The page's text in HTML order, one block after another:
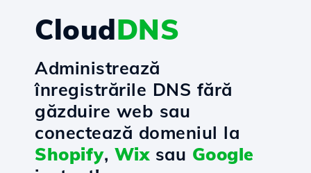
CloudDNS
Administrează
înregistrările DNS fără
găzduire web sau
conectează domeniul la
Shopify, Wixsau Google